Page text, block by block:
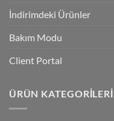
İndirimdeki Ürünler
Bakım Modu
Client Portal
ÜRÜN KATEGORILERI